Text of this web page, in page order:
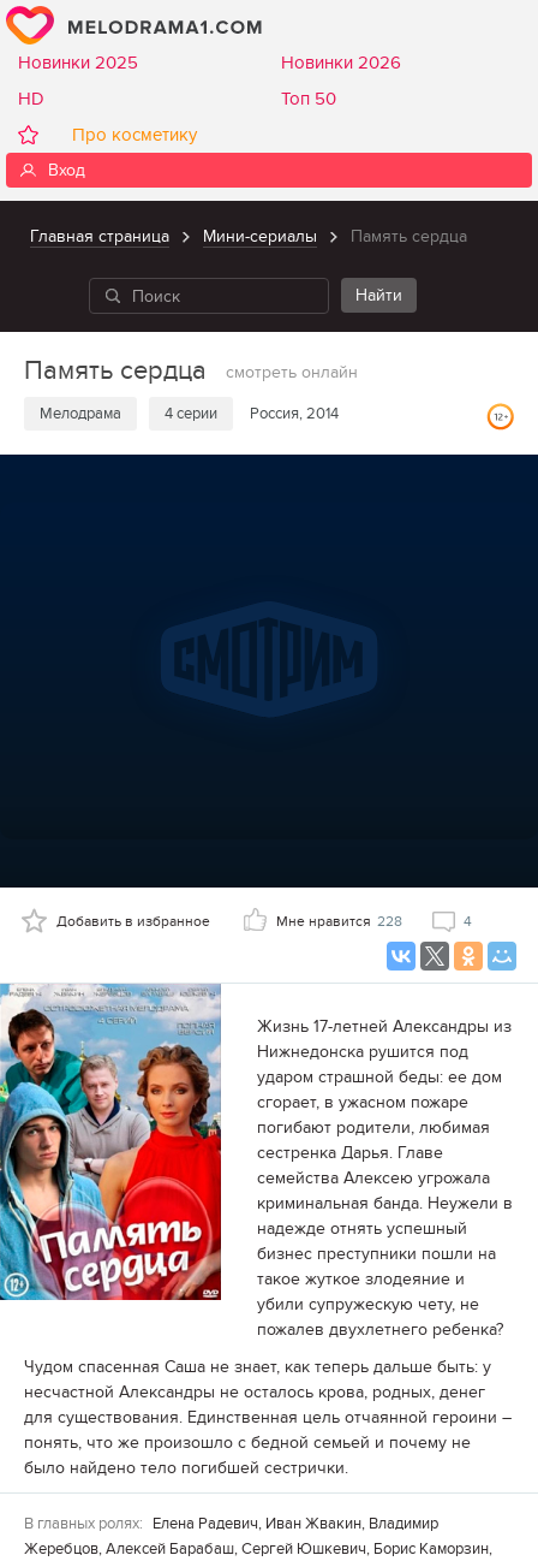
Новинки 2025
Новинки 2026
HD
Топ 50
Про косметику
Вход
Главная страница Мини-сериалы Память сердца
Память сердца смотреть онлайн
Мелодрама 4 серии Россия, 2014
Добавить в избранное Мне нравится 228 4
Жизнь 17-летней Александры из
Нижнедонска рушится под
ударом страшной беды: ее дом
сгорает, в ужасном пожаре
погибают родители, любимая
сестренка Дарья. Главе
семейства Алексею угрожала
криминальная банда. Неужели в
надежде отнять успешный
бизнес преступники пошли на
такое жуткое злодеяние и
убили супружескую чету, не
пожалев двухлетнего ребенка?
Чудом спасенная Саша не знает, как теперь дальше быть: у
несчастной Александры не осталось крова, родных, денег
для существования. Единственная цель отчаянной героини –
понять, что же произошло с бедной семьей и почему не
было найдено тело погибшей сестрички.
В главных ролях:
Елена Радевич, Иван Жвакин, Владимир
Жеребцов, Алексей Барабаш, Сергей Юшкевич, Борис Каморзин,